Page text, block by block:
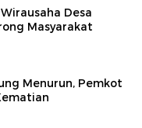
Desa
Masyarakat
Menurun, Pemkot